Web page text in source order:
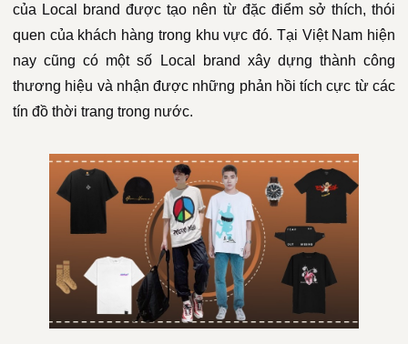
của Local brand được tạo nên từ đặc điểm sở thích, thói
quen của khách hàng trong khu vực đó. Tại Việt Nam hiện
nay cũng có một số Local brand xây dựng thành công
thương hiệu và nhận được những phản hồi tích cực từ các
tín đồ thời trang trong nước.